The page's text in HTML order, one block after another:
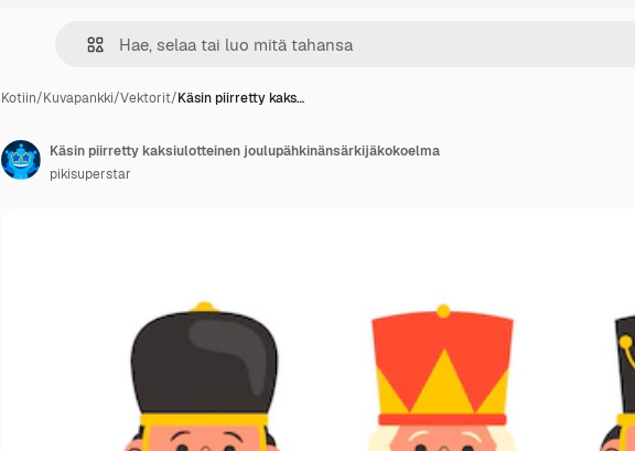
Kotiin/Kuvapankki/Vektorit/Käsin piirretty kaks…
Käsin piirretty kaksiulotteinen joulupähkinänsärkijäkokoelma
pikisuperstar